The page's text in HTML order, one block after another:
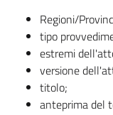
Regioni/
tipo
estremi
versione
titolo;
anteprima del